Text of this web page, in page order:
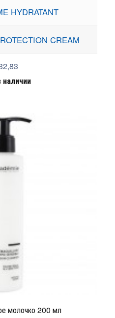
HYDRATANT
CREAM
наличии
молочко 200 мл